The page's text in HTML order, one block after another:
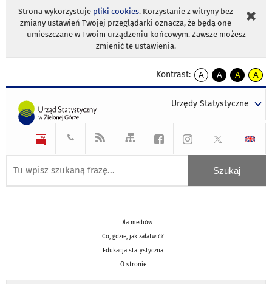
Strona wykorzystuje pliki cookies. Korzystanie z witryny bez
zmiany ustawień Twojej przeglądarki oznacza, że będą one
umieszczane w Twoim urządzeniu końcowym. Zawsze możesz
zmienić te ustawienia.
Kontrast:
A
kontrast
A
kontrast
tekst
czarnym
A
kontrast
tekst
czarnym
A
tekst
żółtym
Urzędy Statystyczne
Dla mediów
Co, gdzie, jak załatwić?
Edukacja statystyczna
O stronie